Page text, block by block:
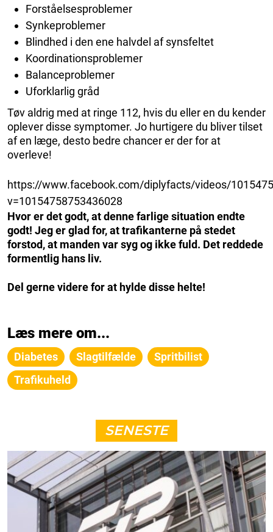
Forståelsesproblemer
Synkeproblemer
Blindhed i den ene halvdel af synsfeltet
Koordinationsproblemer
Balanceproblemer
Uforklarlig gråd
Tøv aldrig med at ringe 112, hvis du eller en du kender
oplever disse symptomer. Jo hurtigere du bliver tilset
af en læge, desto bedre chancer er der for at
overleve!
https://www.facebook.com/diplyfacts/videos/
v=10154758753436028
Hvor er det godt, at denne farlige situation endte
godt! Jeg er glad for, at trafikanterne på stedet
forstod, at manden var syg og ikke fuld. Det reddede
formentlig hans liv.
Del gerne videre for at hylde disse helte!
Læs mere om...
Diabetes Slagtilfælde
Spritbilist
Trafikuheld
SENESTE